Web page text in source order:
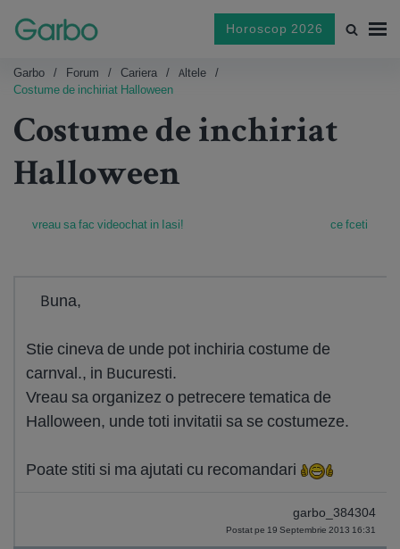
Horoscop 2026
Garbo Forum Cariera
Altele
Costume de inchiriat Halloween
Costume de inchiriat
Halloween
vreau sa fac videochat in Iasi! ce fceti
Buna,
Stie cineva de unde pot inchiria costume de
carnval., in Bucuresti.
Vreau sa organizez o petrecere tematica de
Halloween, unde toti invitatii sa se costumeze.
Poate stiti si ma ajutati cu recomandari
garbo_384304
Postat pe 19 Septembrie 2013 16:31